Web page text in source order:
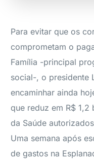
Para evitar que os
comprometam o
Família -principal
social-, o presidente
encaminhar ainda
que reduz em R$
da Saúde
Uma semana após
de gastos na